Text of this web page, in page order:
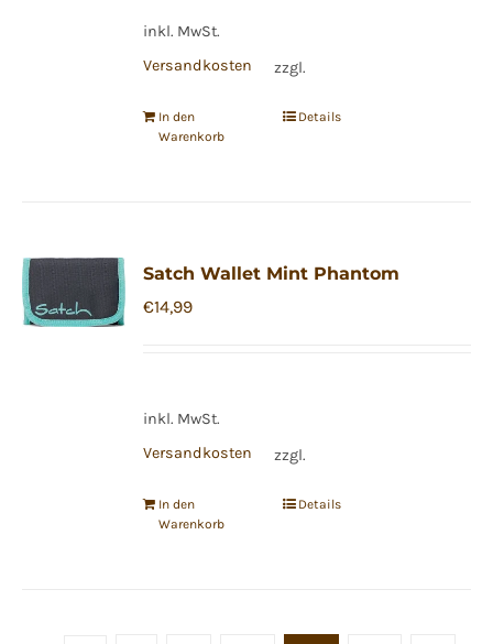
inkl. MwSt.
zzgl.
Versandkosten
In den
Warenkorb
Details
Satch Wallet Mint Phantom
€14,99
inkl. MwSt.
zzgl.
Versandkosten
In den
Warenkorb
Details